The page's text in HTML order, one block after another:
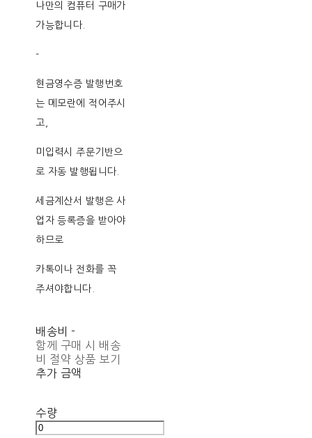
나만의 컴퓨터 구매가
가능합니다.
-
현금영수증 발행번호
는 메모란에 적어주시
고,
미입력시 주문기반으
로 자동 발행됩니다.
세금계산서 발행은 사
업자 등록증을 받아야
하므로
카톡이나 전화를 꼭
주셔야합니다.
배송비 -
함께 구매 시 배송
비 절약 상품 보기
추가 금액
수량